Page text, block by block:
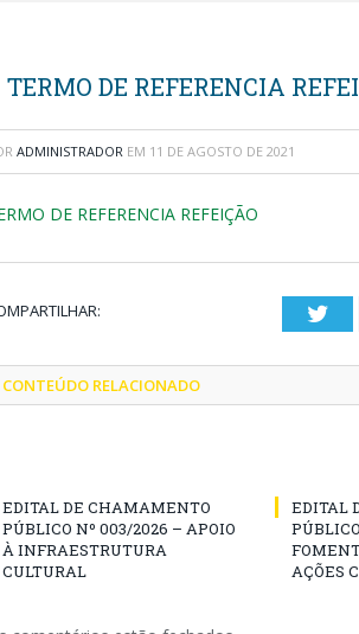
TERMO DE REFERENCIA
ADMINISTRADOR EM 11 DE AGOSTO DE 2021
DE REFERENCIA REFEIÇÃO
CONTEÚDO RELACIONADO
EDITAL DE CHAMAMENTO
PÚBLICO Nº 003/2026 – APOIO
À INFRAESTRUTURA
CULTURAL
EDITAL
AÇÕES